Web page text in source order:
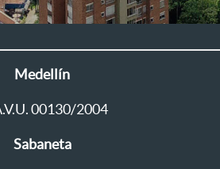
Medellín
00130/2004
Sabaneta